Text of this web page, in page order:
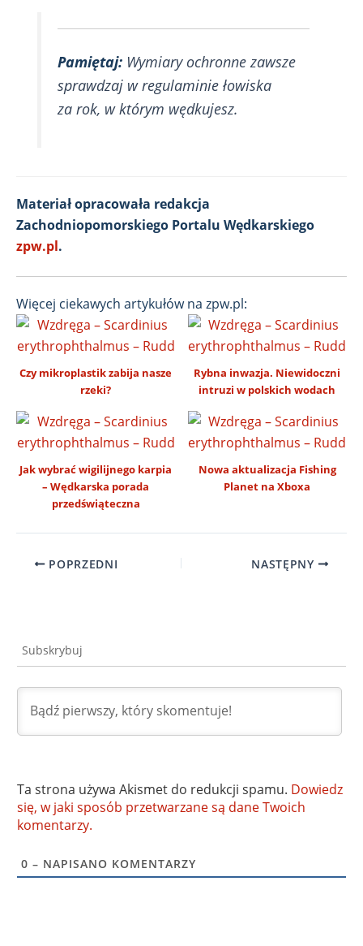
Pamiętaj: Wymiary ochronne zawsze
sprawdzaj w regulaminie łowiska
za rok, w którym wędkujesz.
Materiał opracowała redakcja
Zachodniopomorskiego Portalu Wędkarskiego
zpw.pl.
Więcej ciekawych artykułów na zpw.pl:
Czy mikroplastik zabija nasze
rzeki?
Rybna inwazja. Niewidoczni
intruzi w polskich wodach
Jak wybrać wigilijnego karpia
– Wędkarska porada
przedświąteczna
Nowa aktualizacja Fishing
Planet na Xboxa
POPRZEDNI NASTĘPNY
Subskrybuj
Ta strona używa Akismet do redukcji spamu. Dowiedz
się, w jaki sposób przetwarzane są dane Twoich
komentarzy.
0 – NAPISANO KOMENTARZY